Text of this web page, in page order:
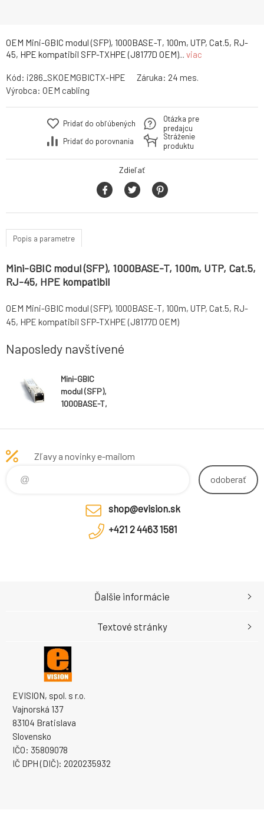
OEM Mini-GBIC modul (SFP), 1000BASE-T, 100m, UTP, Cat.5, RJ-
45, HPE kompatibil SFP-TXHPE (J8177D OEM)... viac
Kód: i286_SKOEMGBICTX-HPE Záruka: 24 mes.
Výrobca: OEM cabling
Pridať do obľúbených
Pridať do porovnania
Otázka pre
predajcu
Stráženie
produktu
Zdieľať
Popis a parametre
Mini-GBIC modul (SFP), 1000BASE-T, 100m, UTP, Cat.5,
RJ-45, HPE kompatibil
OEM Mini-GBIC modul (SFP), 1000BASE-T, 100m, UTP, Cat.5, RJ-
45, HPE kompatibil SFP-TXHPE (J8177D OEM)
Naposledy navštívené
Mini-GBIC
modul (SFP),
1000BASE-T,
Cat.5, RJ-45,
Zľavy a novinky e-mailom
odoberať
shop@evision.sk
+421 2 4463 1581
EVISION, spol. s r.o.
Vajnorská 137
83104 Bratislava
Slovensko
IČO: 35809078
IČ DPH (DIČ): 2020235932
Ďalšie informácie
Textové stránky